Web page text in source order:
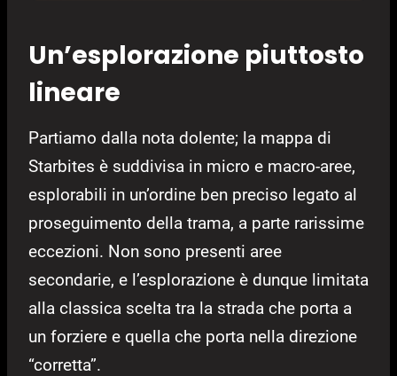
Un’esplorazione piuttosto
lineare
Partiamo dalla nota dolente; la mappa di
Starbites è suddivisa in micro e macro-aree,
esplorabili in un’ordine ben preciso legato al
proseguimento della trama, a parte rarissime
eccezioni. Non sono presenti aree
secondarie, e l’esplorazione è dunque limitata
alla classica scelta tra la strada che porta a
un forziere e quella che porta nella direzione
“corretta”.